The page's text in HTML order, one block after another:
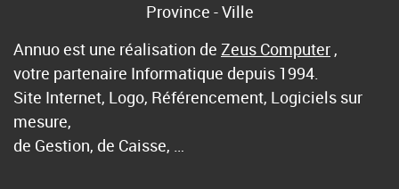
Province - Ville
Annuo est une réalisation de Zeus Computer ,
votre partenaire Informatique depuis 1994.
Site Internet, Logo, Référencement, Logiciels sur
mesure,
de Gestion, de Caisse, …